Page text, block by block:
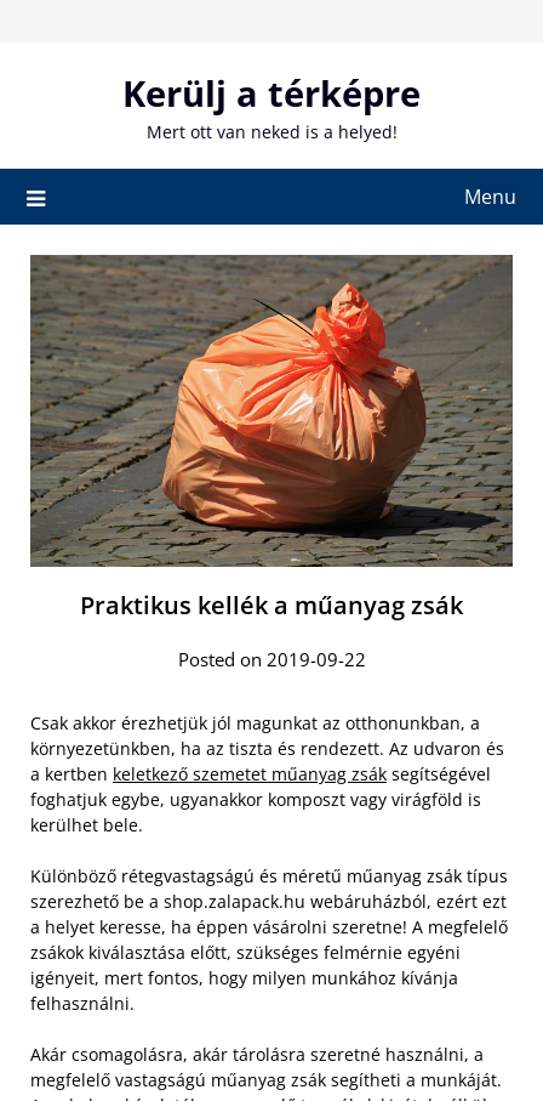
Kerülj a térképre
Mert ott van neked is a helyed!
Menu
Praktikus kellék a műanyag zsák
Posted on 2019-09-22
Csak akkor érezhetjük jól magunkat az otthonunkban, a
környezetünkben, ha az tiszta és rendezett. Az udvaron és
a kertben keletkező szemetet műanyag zsák segítségével
foghatjuk egybe, ugyanakkor komposzt vagy virágföld is
kerülhet bele.
Különböző rétegvastagságú és méretű műanyag zsák típus
szerezhető be a shop.zalapack.hu webáruházból, ezért ezt
a helyet keresse, ha éppen vásárolni szeretne! A megfelelő
zsákok kiválasztása előtt, szükséges felmérnie egyéni
igényeit, mert fontos, hogy milyen munkához kívánja
felhasználni.
Akár csomagolásra, akár tárolásra szeretné használni, a
megfelelő vastagságú műanyag zsák segítheti a munkáját.